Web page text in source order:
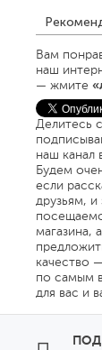
Рамки
Рамки
Legrand
Вам
наш
— жмите
Делитесь
наш канал
Будем
если
друзьям, и
магазина,
качество
по самым
для вас и